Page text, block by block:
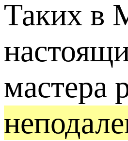
Таких в
мастера